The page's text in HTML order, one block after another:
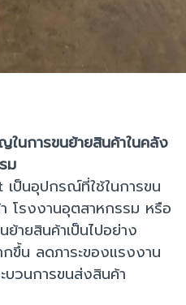
นการขนย้ายสินค้าในคลัง
ม
ป็นอุปกรณ์ที่ใช้ในการขน
โรงงานอุตสาหกรรม หรือ
ย้ายสินค้าเป็นไปอย่าง
กขึ้น ลดภาระของแรงงาน
บวนการขนส่งสินค้า